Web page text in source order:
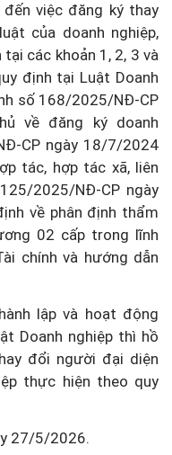
việc đăng ký thay
của doanh nghiệp,
các khoản 1, 2, 3 và
định tại Luật Doanh
số 168/2025/NĐ-CP
về đăng ký doanh
CP ngày 18/7/2024
tác, hợp tác xã, liên
2025/NĐ-CP ngày
về phân định thẩm
02 cấp trong lĩnh
chính và hướng dẫn
lập và hoạt động
Doanh nghiệp thì hồ
đổi người đại diện
thực hiện theo quy
27/5/2026.